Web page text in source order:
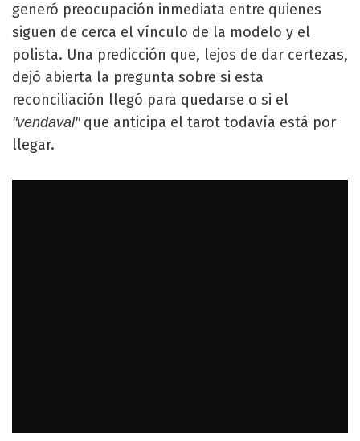
generó preocupación inmediata entre quienes
siguen de cerca el vínculo de la modelo y el
polista. Una predicción que, lejos de dar certezas,
dejó abierta la pregunta sobre si esta
reconciliación llegó para quedarse o si el
"vendaval"que anticipa el tarot todavía está por
llegar.